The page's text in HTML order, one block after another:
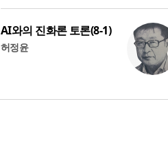
AI와의 진화론 토론(8-1)
허정윤